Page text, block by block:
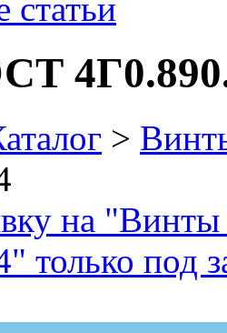
статьи
>
на
только под